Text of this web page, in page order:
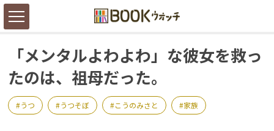
「メンタルよわよわ」な彼女を救っ
たのは、祖母だった。
うつ うつそぼ こうのみさと 家族